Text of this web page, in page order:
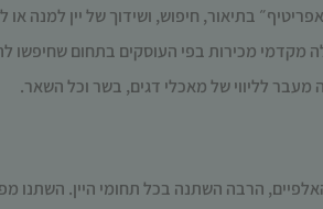
בתיאור, חיפוש, ושידוך של יין למנה
מקדמי מכירות בפי העוסקים בתחום שחיפשו
מעבר לליווי של מאכלי דגים, בשר וכל השאר.
הרבה השתנה בכל תחומי היין. השתנו
להיעלם.
שיווקי
העניין